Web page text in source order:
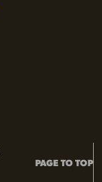
PAGE TO TOP